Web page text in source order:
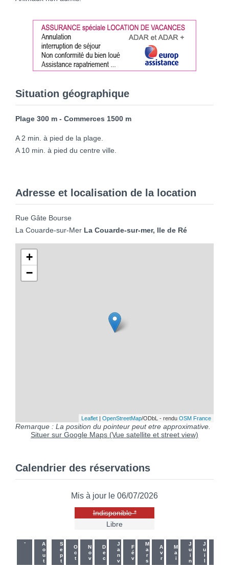
Situation géographique
Plage 300 m - Commerces 1500 m
A 2 min. à pied de la plage.
A 10 min. à pied du centre ville.
Adresse et localisation de la location
Rue Gâte Bourse
La Couarde-sur-Mer La Couarde-sur-mer, Ile de Ré
+
−
Leaflet | OpenStreetMap/ODbL - rendu OSM France
Remarque : La position du pointeur peut etre approximative.
Situer sur Google Maps (Vue satellite et street view)
Calendrier des réservations
Mis à jour le 06/07/2026
Indisponible *
Libre
- Aout Sept Oct Nov Dec Janv Fév Mars Avr Mai Juin Juil